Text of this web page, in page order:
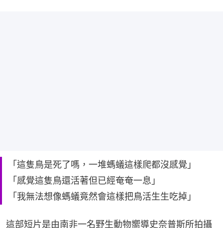
「這隻鳥是死了嗎，一堆螞蟻這樣爬都沒感覺」
「感覺這隻鳥還活著但已經奄奄一息」
「我無法想像螞蟻竟然會這樣把鳥活生生吃掉」
這部短片是由南非一名野生動物嚮導史奈普斯所拍攝